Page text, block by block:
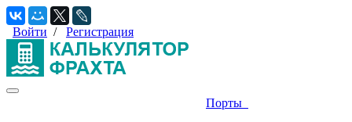
Войти / Регистрация
Порты